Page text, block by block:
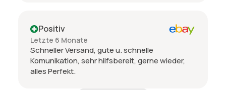
Positiv
Letzte 6 Monate
Schneller Versand, gute u. schnelle
Komunikation, sehr hilfsbereit, gerne wieder,
alles Perfekt.